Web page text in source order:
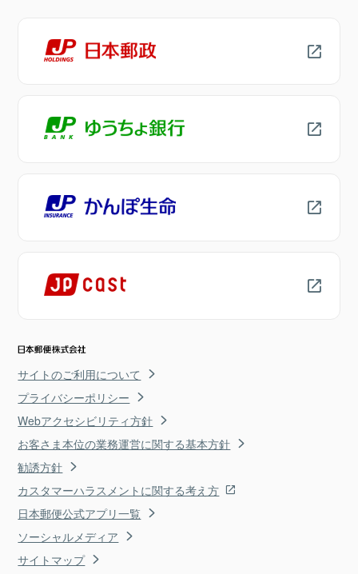
サイトのご利用について
プライバシーポリシー
Webアクセシビリティ方針
お客さま本位の業務運営に関する基本方針
勧誘方針
カスタマーハラスメントに関する考え方
日本郵便公式アプリ一覧
ソーシャルメディア
サイトマップ